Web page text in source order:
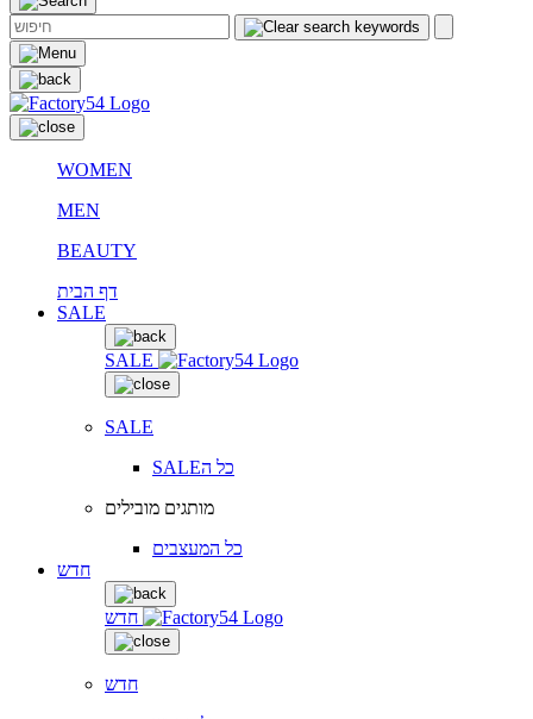
WOMEN
MEN
BEAUTY
דף הבית
SALE
SALE
SALE
SALEכל ה
מותגים מובילים
כל המעצבים
חדש
חדש
חדש